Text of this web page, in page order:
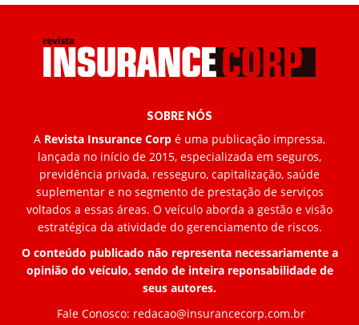
SOBRE NÓS
A Revista Insurance Corp é uma publicação impressa,
lançada no início de 2015, especializada em seguros,
previdência privada, resseguro, capitalização, saúde
suplementar e no segmento de prestação de serviços
voltados a essas áreas. O veículo aborda a gestão e visão
estratégica da atividade do gerenciamento de riscos.
O conteúdo publicado não representa necessariamente a
opinião do veículo, sendo de inteira reponsabilidade de
seus autores.
Fale Conosco: redacao@insurancecorp.com.br